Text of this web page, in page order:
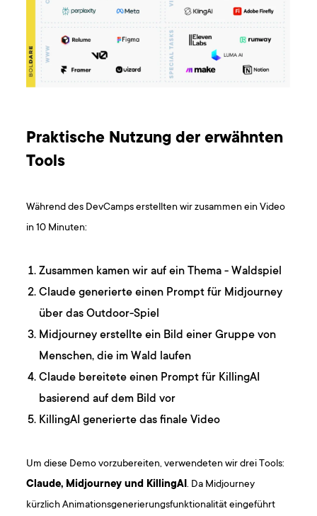
Praktische Nutzung der erwähnten
Tools
Während des DevCamps erstellten wir zusammen ein Video
in 10 Minuten:
Zusammen kamen wir auf ein Thema - Waldspiel
Claude generierte einen Prompt für Midjourney
über das Outdoor-Spiel
Midjourney erstellte ein Bild einer Gruppe von
Menschen, die im Wald laufen
Claude bereitete einen Prompt für KillingAI
basierend auf dem Bild vor
KillingAI generierte das finale Video
Um diese Demo vorzubereiten, verwendeten wir drei Tools:
Claude, Midjourney und KillingAI. Da Midjourney
kürzlich Animationsgenerierungsfunktionalität eingeführt